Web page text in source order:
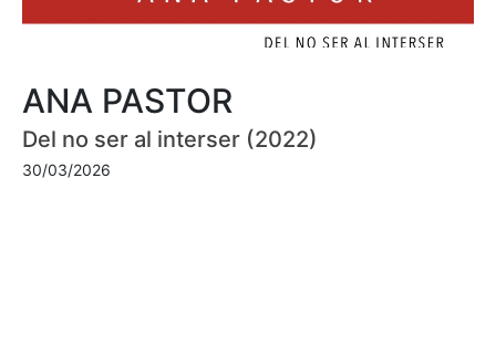
ANA PASTOR
Del no ser al interser (2022)
30/03/2026